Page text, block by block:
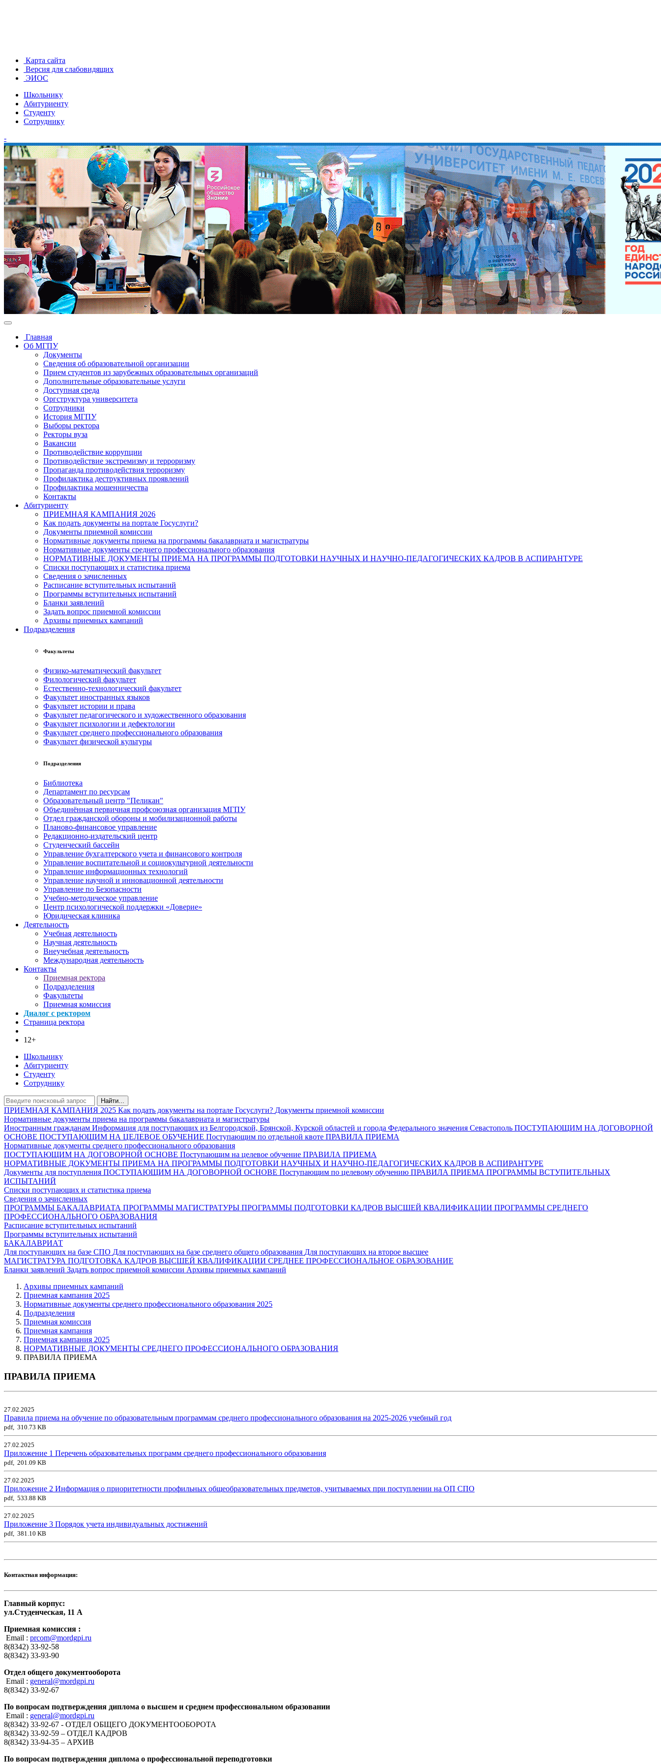
Карта сайта
Версия для слабовидящих
ЭИОС
Школьнику
Абитуриенту
Студенту
Сотруднику
-
Главная
Об МГПУ
Документы
Сведения об образовательной организации
Прием студентов из зарубежных образовательных организаций
Дополнительные образовательные услуги
Доступная среда
Оргструктура университета
Сотрудники
История МГПУ
Выборы ректора
Ректоры вуза
Вакансии
Противодействие коррупции
Противодействие экстремизму и терроризму
Пропаганда противодействия терроризму
Профилактика деструктивных проявлений
Профилактика мошенничества
Контакты
Абитуриенту
ПРИЕМНАЯ КАМПАНИЯ 2026
Как подать документы на портале Госуслуги?
Документы приемной комиссии
Нормативные документы приема на программы бакалавриата и магистратуры
Нормативные документы среднего профессионального образования
НОРМАТИВНЫЕ ДОКУМЕНТЫ ПРИЕМА НА ПРОГРАММЫ ПОДГОТОВКИ НАУЧНЫХ И НАУЧНО-ПЕДАГОГИЧЕСКИХ КАДРОВ В АСПИРАНТУРЕ
Списки поступающих и статистика приема
Сведения о зачисленных
Расписание вступительных испытаний
Программы вступительных испытаний
Бланки заявлений
Задать вопрос приемной комиссии
Архивы приемных кампаний
Подразделения
Факультеты
Физико-математический факультет
Филологический факультет
Естественно-технологический факультет
Факультет иностранных языков
Факультет истории и права
Факультет педагогического и художественного образования
Факультет психологии и дефектологии
Факультет среднего профессионального образования
Факультет физической культуры
Подразделения
Библиотека
Департамент по ресурсам
Образовательный центр "Пеликан"
Объединённая первичная профсоюзная организация МГПУ
Отдел гражданской обороны и мобилизационной работы
Планово-финансовое управление
Редакционно-издательский центр
Студенческий бассейн
Управление бухгалтерского учета и финансового контроля
Управление воспитательной и социокультурной деятельности
Управление информационных технологий
Управление научной и инновационной деятельности
Управление по Безопасности
Учебно-методическое управление
Центр психологической поддержки «Доверие»
Юридическая клиника
Деятельность
Учебная деятельность
Научная деятельность
Внеучебная деятельность
Международная деятельность
Контакты
Приемная ректора
Подразделения
Факультеты
Приемная комиссия
Диалог с ректором
Страница ректора
12+
Школьнику
Абитуриенту
Студенту
Сотруднику
Найти...
ПРИЕМНАЯ КАМПАНИЯ 2025 Как подать документы на портале Госуслуги? Документы приемной комиссии
Нормативные документы приема на программы бакалавриата и магистратуры
Иностранным гражданам Информация для поступающих из Белгородской, Брянской, Курской областей и города Федерального значения Севастополь ПОСТУПАЮЩИМ НА ДОГОВОРНОЙ
ОСНОВЕ ПОСТУПАЮЩИМ НА ЦЕЛЕВОЕ ОБУЧЕНИЕ Поступающим по отдельной квоте ПРАВИЛА ПРИЕМА
Нормативные документы среднего профессионального образования
ПОСТУПАЮЩИМ НА ДОГОВОРНОЙ ОСНОВЕ Поступающим на целевое обучение ПРАВИЛА ПРИЕМА
НОРМАТИВНЫЕ ДОКУМЕНТЫ ПРИЕМА НА ПРОГРАММЫ ПОДГОТОВКИ НАУЧНЫХ И НАУЧНО-ПЕДАГОГИЧЕСКИХ КАДРОВ В АСПИРАНТУРЕ
Документы для поступления ПОСТУПАЮЩИМ НА ДОГОВОРНОЙ ОСНОВЕ Поступающим по целевому обучению ПРАВИЛА ПРИЕМА ПРОГРАММЫ ВСТУПИТЕЛЬНЫХ
ИСПЫТАНИЙ
Списки поступающих и статистика приема
Сведения о зачисленных
ПРОГРАММЫ БАКАЛАВРИАТА ПРОГРАММЫ МАГИСТРАТУРЫ ПРОГРАММЫ ПОДГОТОВКИ КАДРОВ ВЫСШЕЙ КВАЛИФИКАЦИИ ПРОГРАММЫ СРЕДНЕГО
ПРОФЕССИОНАЛЬНОГО ОБРАЗОВАНИЯ
Расписание вступительных испытаний
Программы вступительных испытаний
БАКАЛАВРИАТ
Для поступающих на базе СПО Для поступающих на базе среднего общего образования Для поступающих на второе высшее
МАГИСТРАТУРА ПОДГОТОВКА КАДРОВ ВЫСШЕЙ КВАЛИФИКАЦИИ СРЕДНЕЕ ПРОФЕССИОНАЛЬНОЕ ОБРАЗОВАНИЕ
Бланки заявлений Задать вопрос приемной комиссии Архивы приемных кампаний
Архивы приемных кампаний
Приемная кампания 2025
Нормативные документы среднего профессионального образования 2025
Подразделения
Приемная комиссия
Приемная кампания
Приемная кампания 2025
НОРМАТИВНЫЕ ДОКУМЕНТЫ СРЕДНЕГО ПРОФЕССИОНАЛЬНОГО ОБРАЗОВАНИЯ
ПРАВИЛА ПРИЕМА
ПРАВИЛА ПРИЕМА
27.02.2025
Правила приема на обучение по образовательным программам среднего профессионального образования на 2025-2026 учебный год
pdf, 310.73 KB
27.02.2025
Приложение 1 Перечень образовательных программ среднего профессионального образования
pdf, 201.09 KB
27.02.2025
Приложение 2 Информация о приоритетности профильных общеобразовательных предметов, учитываемых при поступлении на ОП СПО
pdf, 533.88 KB
27.02.2025
Приложение 3 Порядок учета индивидуальных достижений
pdf, 381.10 KB
Контактная информация:
Главный корпус:
ул.Студенческая, 11 А
Приемная комиссия :
Email : prcom@mordgpi.ru
8(8342) 33-92-58
8(8342) 33-93-90
Отдел общего документооборота
Email : general@mordgpi.ru
8(8342) 33-92-67
По вопросам подтверждения диплома о высшем и среднем профессиональном образовании
Email : general@mordgpi.ru
8(8342) 33-92-67 - ОТДЕЛ ОБЩЕГО ДОКУМЕНТООБОРОТА
8(8342) 33-92-59 – ОТДЕЛ КАДРОВ
8(8342) 33-94-35 – АРХИВ
По вопросам подтверждения диплома о профессиональной переподготовки